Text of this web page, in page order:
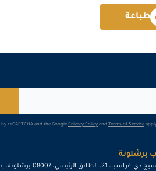
القاهرة
القاهرة
طباعة
reCAPTCHA and the Google Privacy Policy and Terms of Service
برشلونة
غراسيا، 21، الطابق الرئيسي، 08007 برشلونة، إسباني